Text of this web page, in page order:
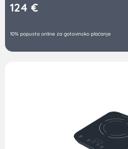
124 €
10% popusta online za gotovinsko plaćanje